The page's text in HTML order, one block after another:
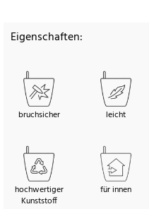
Eigenschaften:
bruchsicher leicht
hochwertiger
Kunststoff
für innen